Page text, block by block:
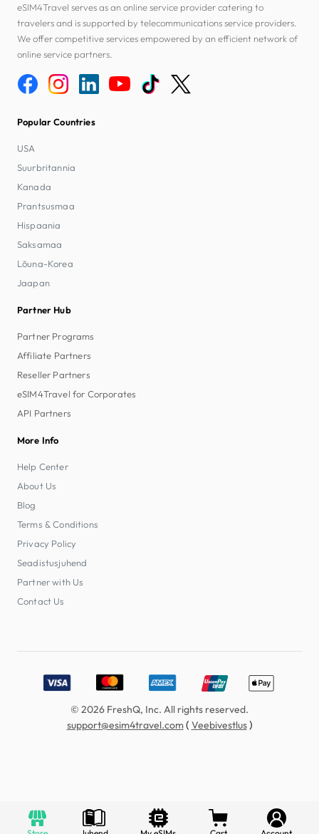
eSIM4Travel serves as an online service provider catering to
travelers and is supported by telecommunications service providers.
We offer competitive services empowered by an efficient network of
online service partners.
Popular Countries
USA
Suurbritannia
Kanada
Prantsusmaa
Hispaania
Saksamaa
Lõuna-Korea
Jaapan
Partner Hub
Partner Programs
Affiliate Partners
Reseller Partners
eSIM4Travel for Corporates
API Partners
More Info
Help Center
About Us
Blog
Terms & Conditions
Privacy Policy
Seadistusjuhend
Partner with Us
Contact Us
Accepted payment methods: Visa, MasterCard, American
© 2026 FreshQ, Inc. All rights reserved.
support@esim4travel.com( Veebivestlus)